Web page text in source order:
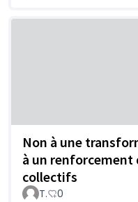
Non à une
à un
collectifs
T. 0